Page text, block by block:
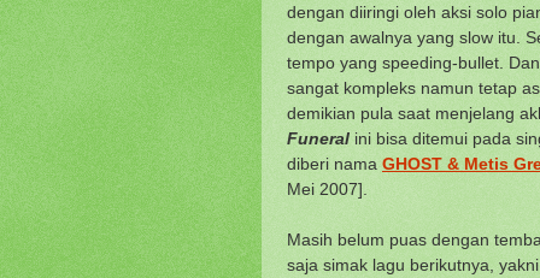
dengan diiringi oleh aksi solo
dengan awalnya yang slow itu.
tempo yang speeding-bullet.
sangat kompleks namun tetap
demikian pula saat menjelang
Funeral ini bisa ditemui pada
diberi nama GHOST & Metis
Mei 2007].
Masih belum puas dengan
saja simak lagu berikutnya,